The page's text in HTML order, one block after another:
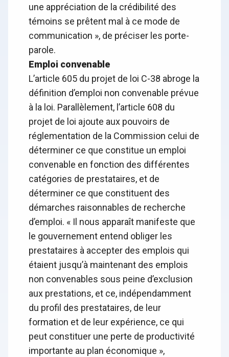
une appréciation de la crédibilité des
témoins se prêtent mal à ce mode de
communication », de préciser les porte-
parole.
Emploi convenable
L’article 605 du projet de loi C-38 abroge la
définition d’emploi non convenable prévue
à la loi. Parallèlement, l’article 608 du
projet de loi ajoute aux pouvoirs de
réglementation de la Commission celui de
déterminer ce que constitue un emploi
convenable en fonction des différentes
catégories de prestataires, et de
déterminer ce que constituent des
démarches raisonnables de recherche
d’emploi. « Il nous apparaît manifeste que
le gouvernement entend obliger les
prestataires à accepter des emplois qui
étaient jusqu’à maintenant des emplois
non convenables sous peine d’exclusion
aux prestations, et ce, indépendamment
du profil des prestataires, de leur
formation et de leur expérience, ce qui
peut constituer une perte de productivité
importante au plan économique »,